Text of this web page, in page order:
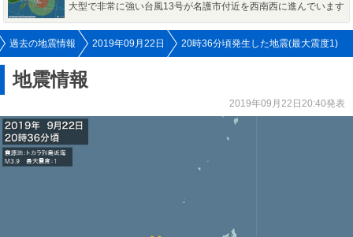
大型で非常に強い台風13号が名護市付近を西南西に進んでいます
過去の地震情報 2019年09月22日 20時36分頃発生した地震(最大震度1)
地震情報
2019年09月22日20:40発表